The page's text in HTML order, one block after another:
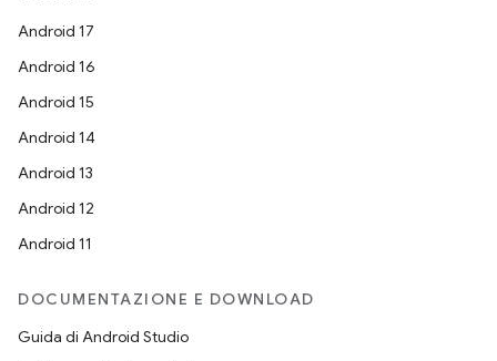
Android 17
Android 16
Android 15
Android 14
Android 13
Android 12
Android 11
DOCUMENTAZIONE E DOWNLOAD
Guida di Android Studio